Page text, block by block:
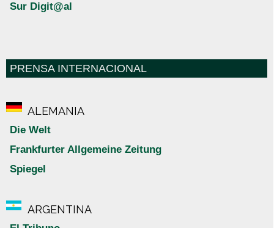
Sur Digit@al
PRENSA INTERNACIONAL
ALEMANIA
Die Welt
Frankfurter Allgemeine Zeitung
Spiegel
ARGENTINA